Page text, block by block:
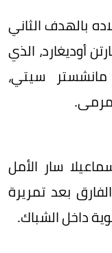
بالهدف الثاني
أوديغارد، الذي
سيتي،
سار الأمل
بعد تمريرة
داخل الشباك.